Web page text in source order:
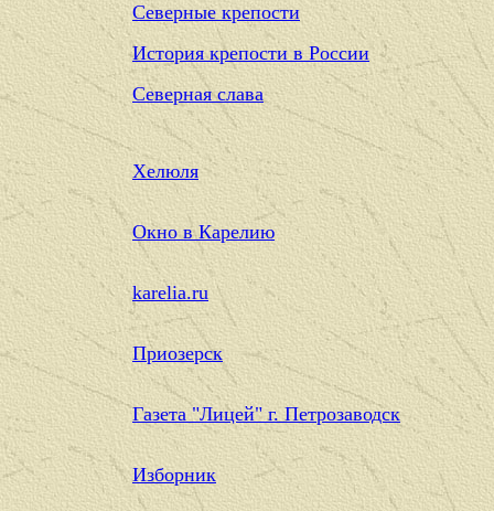
Северные крепости
История крепости в России
Северная слава
Хелюля
Окно в Карелию
karelia.ru
Приозерск
Газета "Лицей" г. Петрозаводск
Изборник